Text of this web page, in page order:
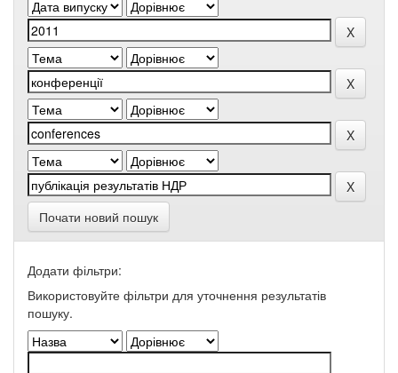
Почати новий пошук
Додати фільтри:
Використовуйте фільтри для уточнення результатів
пошуку.